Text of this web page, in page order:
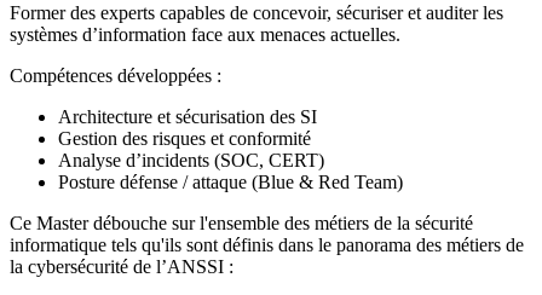
Former des experts capables de concevoir, sécuriser et auditer les
systèmes d’information face aux menaces actuelles.
Compétences développées :
Architecture et sécurisation des SI
Gestion des risques et conformité
Analyse d’incidents (SOC, CERT)
Posture défense / attaque (Blue & Red Team)
Ce Master débouche sur l'ensemble des métiers de la sécurité
informatique tels qu'ils sont définis dans le panorama des métiers de
la cybersécurité de l’ANSSI :